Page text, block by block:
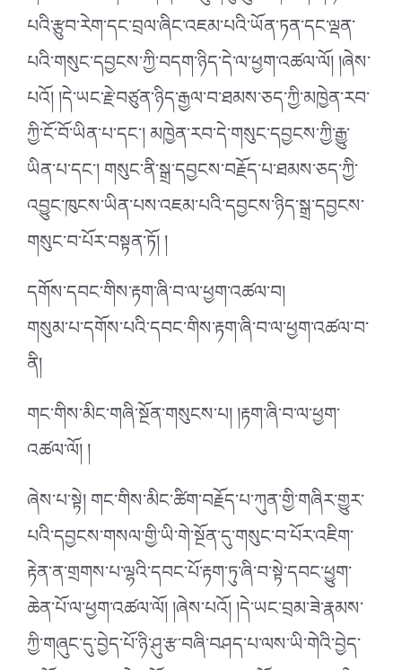
པའི་རྩུབ་རེག་དང་བྲལ་ཞིང་འཇམ་པའི་ཡོན་ཏན་དང་ལྡན་
པའི་གསུང་དབྱངས་ཀྱི་བདག་ཉིད་དེ་ལ་ཕྱག་འཚལ་ལོ། །ཞེས་
པའོ། །དེ་ཡང་རྗེ་བཙུན་ཉིད་རྒྱལ་བ་ཐམས་ཅད་ཀྱི་མཁྱེན་རབ་
ཀྱི་ངོ་བོ་ཡིན་པ་དང་། མཁྱེན་རབ་དེ་གསུང་དབྱངས་ཀྱི་རྒྱུ་
ཡིན་པ་དང་། གསུང་ནི་སྒྲ་དབྱངས་བརྗོད་པ་ཐམས་ཅད་ཀྱི་
འབྱུང་ཁུངས་ཡིན་པས་འཇམ་པའི་དབྱངས་ཉིད་སྒྲ་དབྱངས་
གསུང་བ་པོར་བསྟན་ཏོ། །
དགོས་དབང་གིས་རྟག་ཞི་བ་ལ་ཕྱག་འཚལ་བ།
གསུམ་པ་དགོས་པའི་དབང་གིས་རྟག་ཞི་བ་ལ་ཕྱག་འཚལ་བ་
ནི།
གང་གིས་མིང་གཞི་སྔོན་གསུངས་པ། །རྟག་ཞི་བ་ལ་ཕྱག་
འཚལ་ལོ། །
ཞེས་པ་སྟེ། གང་གིས་མིང་ཚིག་བརྗོད་པ་ཀུན་གྱི་གཞིར་གྱུར་
པའི་དབྱངས་གསལ་གྱི་ཡི་གེ་སྔོན་དུ་གསུང་བ་པོར་འཇིག་
རྟེན་ན་གྲགས་པ་ལྷའི་དབང་པོ་རྟག་ཏུ་ཞི་བ་སྟེ་དབང་ཕྱུག་
ཆེན་པོ་ལ་ཕྱག་འཚལ་ལོ། །ཞེས་པའོ། །དེ་ཡང་བྲམ་ཟེ་རྣམས་
ཀྱི་གཞུང་དུ་བྱེད་པོ་ཉི་ཤུ་རྩ་བཞི་བཤད་པ་ལས་ཡི་གེའི་བྱེད་